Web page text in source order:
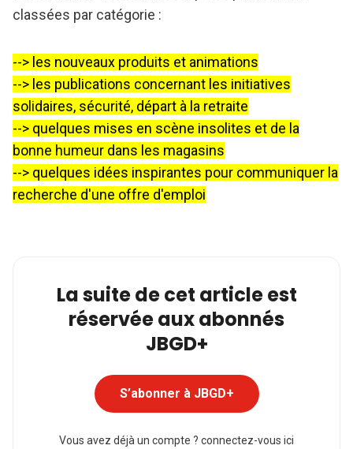
classées par catégorie :
--> les nouveaux produits et animations
--> les publications concernant les initiatives
solidaires, sécurité, départ à la retraite
--> quelques mises en scène insolites et de la
bonne humeur dans les magasins
--> quelques idées inspirantes pour communiquer la
recherche d'une offre d'emploi
La suite de cet article est
réservée aux abonnés
JBGD+
S’abonner à JBGD+
Vous avez déjà un compte ? connectez-vous ici